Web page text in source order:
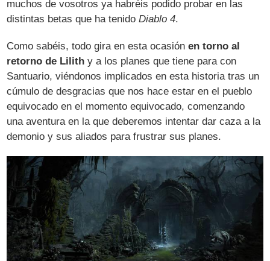
muchos de vosotros ya habréis podido probar en las
distintas betas que ha tenidoDiablo 4.
Como sabéis, todo gira en esta ocasiónen torno al
retorno de Lilith y a los planes que tiene para con
Santuario, viéndonos implicados en esta historia tras un
cúmulo de desgracias que nos hace estar en el pueblo
equivocado en el momento equivocado, comenzando
una aventura en la que deberemos intentar dar caza a la
demonio y sus aliados para frustrar sus planes.